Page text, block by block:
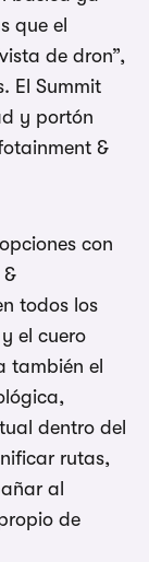
que el
de dron”,
El Summit
y portón
&
con
todos los
el cuero
también el
dentro del
rutas,
al
de